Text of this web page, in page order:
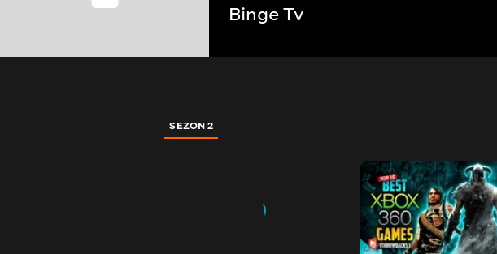
Binge Tv
SEZON 2